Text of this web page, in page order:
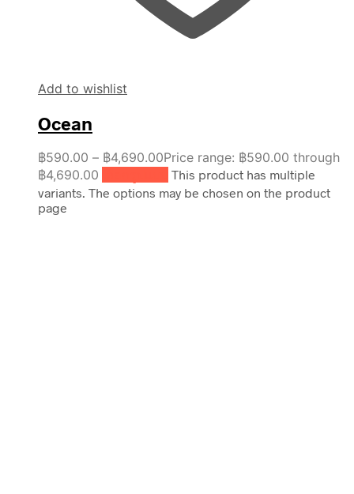
Add to wishlist
Ocean
฿590.00 – ฿4,690.00Price range: ฿590.00 through
฿4,690.00
This product has multiple
variants. The options may be chosen on the product
page